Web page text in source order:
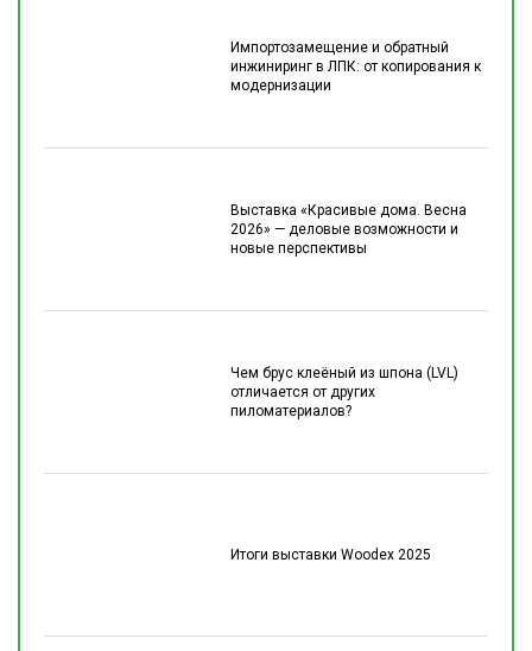
Импортозамещение и обратный
инжиниринг в ЛПК: от копирования к
модернизации
Выставка «Красивые дома. Весна
2026» — деловые возможности и
новые перспективы
Чем брус клеёный из шпона (LVL)
отличается от других
пиломатериалов?
Итоги выставки Woodex 2025